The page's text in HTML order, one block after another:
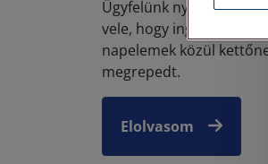
Ügyfelünk nyaralásából
vele, hogy ingatlanjának
napelemek közül
megrepedt.
Elolvasom